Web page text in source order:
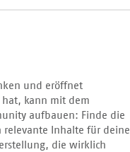
und eröffnet
hat, kann mit dem
aufbauen: Finde die
relevante Inhalte für deine
die wirklich